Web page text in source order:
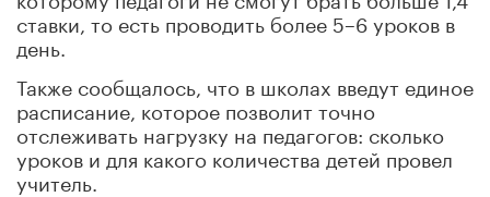
ставки, то есть проводить более 5–6 уроков в
день.
Также сообщалось, что в школах введут единое
расписание, которое позволит точно
отслеживать нагрузку на педагогов: сколько
уроков и для какого количества детей провел
учитель.